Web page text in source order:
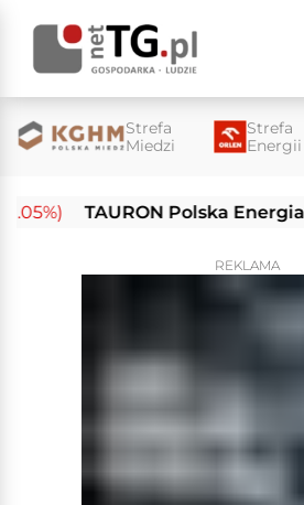
Strefa
Miedzi
Strefa
Energii
TAURON Polska Energia
REKLAMA